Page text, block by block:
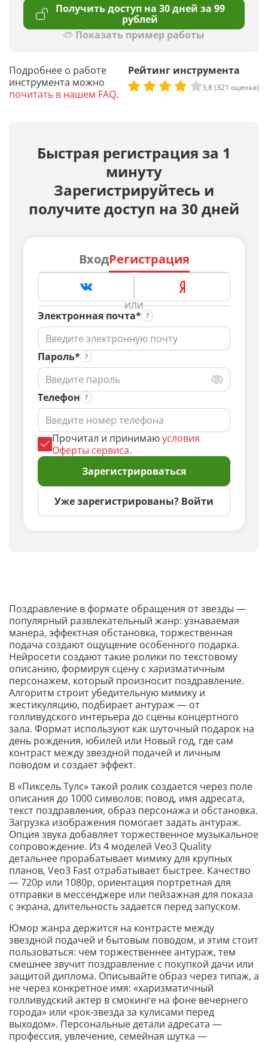
Получить доступ на 30 дней за 99
рублей
Показать пример работы
Подробнее о работе
инструмента можно
почитать в нашем FAQ.
Рейтинг инструмента
3,8 (321 оценка)
Быстрая регистрация за 1
минуту
Зарегистрируйтесь и
получите доступ на 30 дней
ВходРегистрация
ИЛИ
Электронная почта*
Пароль*
Телефон
Прочитал и принимаюусловия
Оферты сервиса.
Зарегистрироваться
Уже зарегистрированы? Войти
Поздравление в формате обращения от звезды —
популярный развлекательный жанр: узнаваемая
манера, эффектная обстановка, торжественная
подача создают ощущение особенного подарка.
Нейросети создают такие ролики по текстовому
описанию, формируя сцену с харизматичным
персонажем, который произносит поздравление.
Алгоритм строит убедительную мимику и
жестикуляцию, подбирает антураж — от
голливудского интерьера до сцены концертного
зала. Формат используют как шуточный подарок на
день рождения, юбилей или Новый год, где сам
контраст между звездной подачей и личным
поводом и создает эффект.
В «Пиксель Тулс» такой ролик создается через поле
описания до 1000 символов: повод, имя адресата,
текст поздравления, образ персонажа и обстановка.
Загрузка изображения помогает задать антураж.
Опция звука добавляет торжественное музыкальное
сопровождение. Из 4 моделей Veo3 Quality
детальнее прорабатывает мимику для крупных
планов, Veo3 Fast отрабатывает быстрее. Качество
— 720p или 1080p, ориентация портретная для
отправки в мессенджере или пейзажная для показа
с экрана, длительность задается перед запуском.
Юмор жанра держится на контрасте между
звездной подачей и бытовым поводом, и этим стоит
пользоваться: чем торжественнее антураж, тем
смешнее звучит поздравление с покупкой дачи или
защитой диплома. Описывайте образ через типаж, а
не через конкретное имя: «харизматичный
голливудский актер в смокинге на фоне вечернего
города» или «рок-звезда за кулисами перед
выходом». Персональные детали адресата —
профессия, увлечение, семейная шутка —